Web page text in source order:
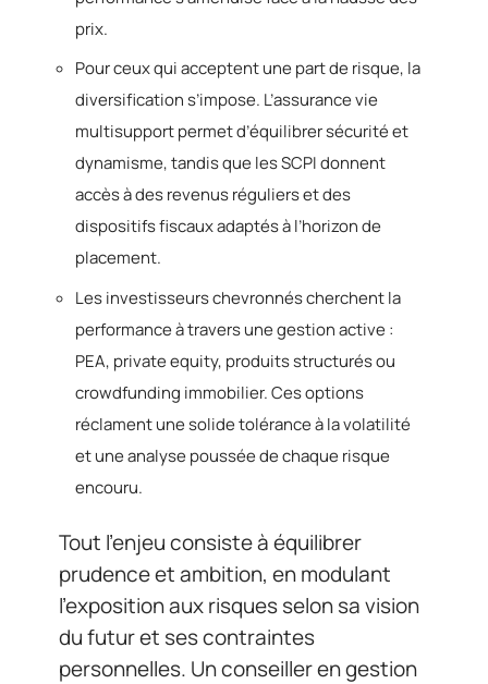
prix.
Pour ceux qui acceptent une part de risque, la
diversification s’impose. L’assurance vie
multisupport permet d’équilibrer sécurité et
dynamisme, tandis que les SCPI donnent
accès à des revenus réguliers et des
dispositifs fiscaux adaptés à l’horizon de
placement.
Les investisseurs chevronnés cherchent la
performance à travers une gestion active :
PEA, private equity, produits structurés ou
crowdfunding immobilier. Ces options
réclament une solide tolérance à la volatilité
et une analyse poussée de chaque risque
encouru.
Tout l’enjeu consiste à équilibrer
prudence et ambition, en modulant
l’exposition aux risques selon sa vision
du futur et ses contraintes
personnelles. Un conseiller en gestion